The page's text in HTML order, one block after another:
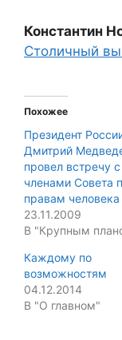
Константин
Столичный
Похожее
Президент
Дмитрий
провел встречу с
членами Совета
правам человека
23.11.2009
В "Крупным
Каждому по
возможностям
04.12.2014
В "О главном"